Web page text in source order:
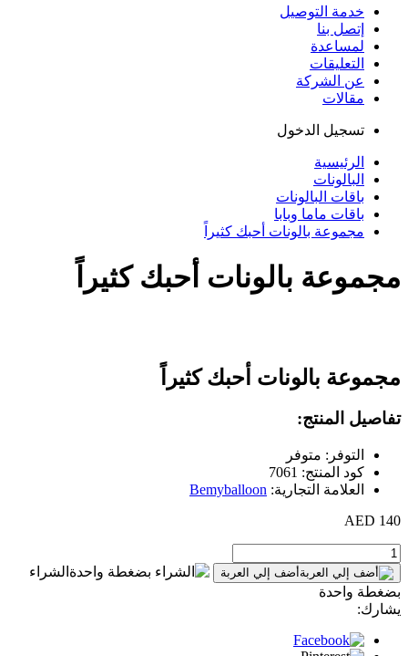
خدمة التوصيل
إتصل بنا
لمساعدة
التعليقات
عن الشركة
مقالات
تسجيل الدخول
الرئيسية
البالونات
باقات البالونات
باقات ماما وبابا
مجموعة بالونات أحبك كثيراً
مجموعة بالونات أحبك كثيراً
مجموعة بالونات أحبك كثيراً
تفاصيل المنتج:
التوفر: متوفر
كود المنتج: 7061
العلامة التجارية: Bemyballoon
140 AED
أضف إلي العربة
الشراء
بضغطة واحدة
يشارك: